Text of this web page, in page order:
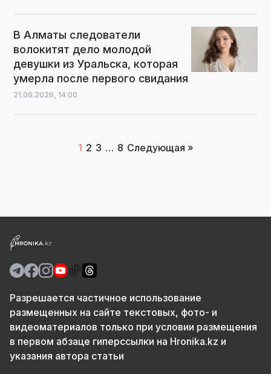
В Алматы следователи
волокитят дело молодой
девушки из Уральска, которая
умерла после первого свидания
21.06.2026, 14:00
Пагинация
1 2 3 … 8 Следующая »
Разрешается частичное использование
размещенных на сайте текстовых, фото- и
видеоматериалов только при условии размещения
в первом абзаце гиперссылки на Hronika.kz и
указания автора статьи